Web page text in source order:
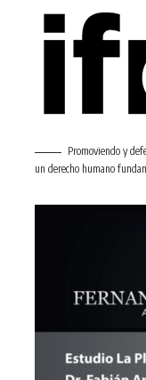
Promoviendo y
un derecho humano